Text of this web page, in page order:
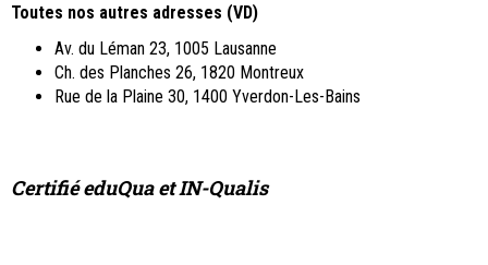
Toutes nos autres adresses (VD)
Av. du Léman 23, 1005 Lausanne
Ch. des Planches 26, 1820 Montreux
Rue de la Plaine 30, 1400 Yverdon-Les-Bains
Certifié eduQua et IN-Qualis